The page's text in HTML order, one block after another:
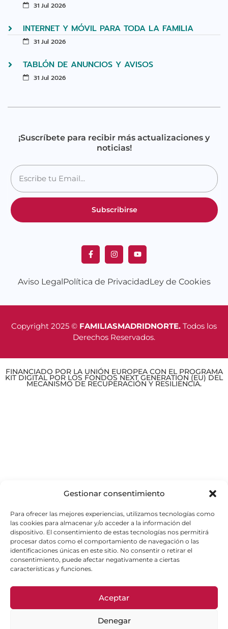
Gestionar consentimiento
Para ofrecer las mejores experiencias, utilizamos tecnologías como
las cookies para almacenar y/o acceder a la información del
dispositivo. El consentimiento de estas tecnologías nos permitirá
procesar datos como el comportamiento de navegación o las
identificaciones únicas en este sitio. No consentir o retirar el
consentimiento, puede afectar negativamente a ciertas
características y funciones.
Aceptar
Denegar
31 Jul 2026
INTERNET Y MÓVIL PARA TODA LA FAMILIA
31 Jul 2026
TABLÓN DE ANUNCIOS Y AVISOS
31 Jul 2026
¡Suscríbete para recibir más actualizaciones y
noticias!
Subscribirse
Aviso LegalPolítica de PrivacidadLey de Cookies
Copyright 2025 © FAMILIASMADRIDNORTE. Todos los
Derechos Reservados.
FINANCIADO POR LA UNIÓN EUROPEA CON EL PROGRAMA
KIT DIGITAL POR LOS FONDOS NEXT GENERATION (EU) DEL
MECANISMO DE RECUPERACIÓN Y RESILIENCIA.